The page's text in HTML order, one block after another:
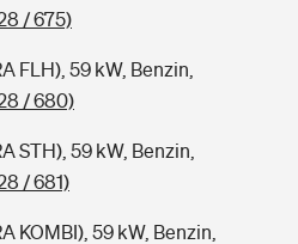
/ 675)
FLH), 59 kW, Benzin,
/ 680)
STH), 59 kW, Benzin,
/ 681)
KOMBI), 59 kW, Benzin,